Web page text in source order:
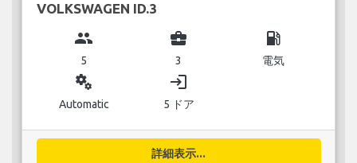
VOLKSWAGEN ID.3
group
5
business_center
3
local_gas_station
電気
miscellaneous_services
Automatic
login
5 ドア
詳細表示...